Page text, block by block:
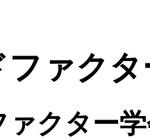
ファク
ァクター